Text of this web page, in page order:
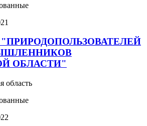
ОБЛАСТИ"
область